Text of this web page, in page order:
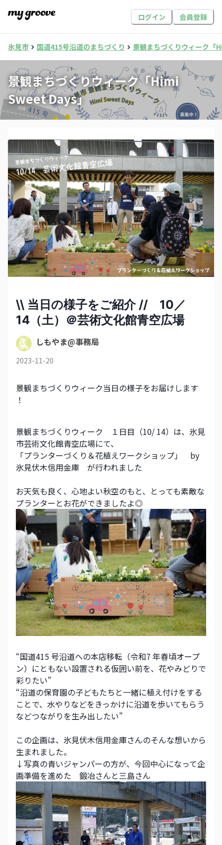
ログイン 会員登録
氷見市 国道415号沿道のまちづくり 景観まちづくりウィーク
景観まちづくりウィーク「Himi
Sweet Days」
\\ 当日の様子をご紹介 // 10／
14（土）＠芸術文化館青空広場
しもやま@事務局
2023-11-20
景観まちづくりウィーク当日の様子をお届けします
！
景観まちづくりウィーク　１日目（10/ 14）は、氷見
市芸術文化館青空広場にて、
「プランターづくり＆花植えワークショップ」　by
氷見伏木信用金庫　が行われました
お天気も良く、心地よい秋空のもと、とっても素敵な
プランターとお花ができましたよ◎
“国道415 号沿道への本店移転（令和7 年春頃オープ
ン）にともない設置される仮囲い前を、花やみどりで
彩りたい”
“沿道の保育園の子どもたちと一緒に植え付けをする
ことで、水やりなどをきっかけに沿道を歩いてもらう
などつながりを生み出したい”
この企画は、氷見伏木信用金庫さんのそんな想いから
生まれました。
↓写真の青いジャンパーの方が、今回中心になって企
画準備を進めた　鍛冶さんと三島さん